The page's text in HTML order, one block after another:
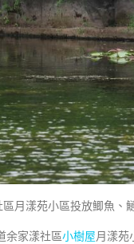
月漾苑小區投放鯽魚、
余家漾社區小樹屋月漾苑